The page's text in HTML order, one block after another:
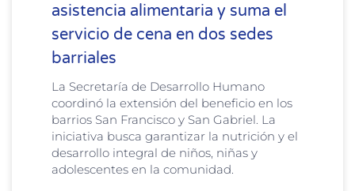
asistencia alimentaria y suma el
servicio de cena en dos sedes
barriales
La Secretaría de Desarrollo Humano
coordinó la extensión del beneficio en los
barrios San Francisco y San Gabriel. La
iniciativa busca garantizar la nutrición y el
desarrollo integral de niños, niñas y
adolescentes en la comunidad.